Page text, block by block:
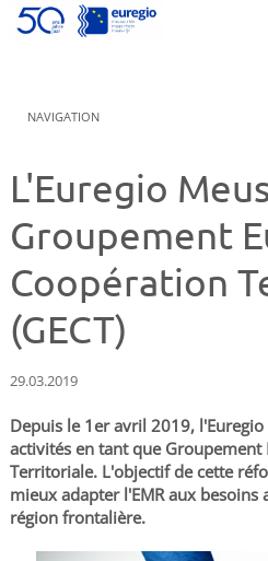
NAVIGATION
L'Euregio
Groupement
Coopération
(GECT)
29.03.2019
Depuis le 1er avril 2019,
activités en tant que Groupement
Territoriale. L'objectif de cette
mieux adapter l'EMR aux besoins
région frontalière.